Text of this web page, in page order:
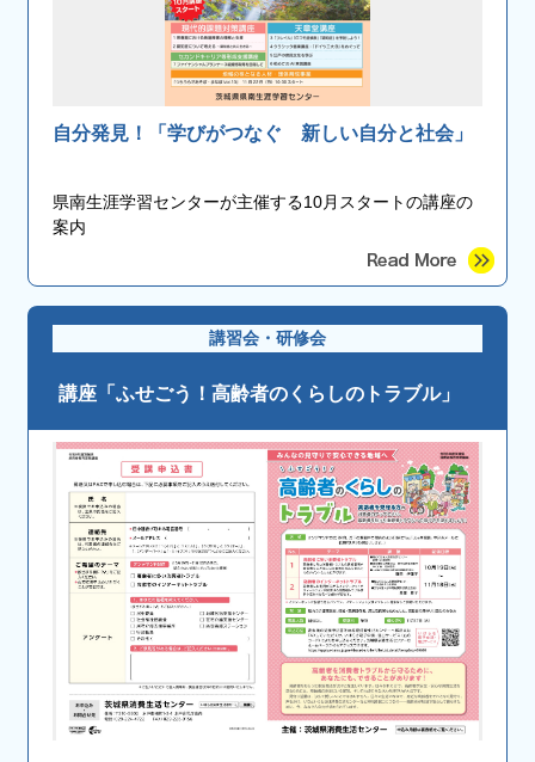
自分発見！「学びがつなぐ 新しい自分と社会」
県南生涯学習センターが主催する10月スタートの講座の
案内
講習会・研修会
講座「ふせごう！高齢者のくらしのトラブル」